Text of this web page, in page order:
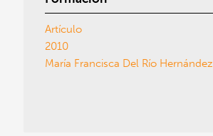
Artículo
2010
María Francisca Del Río Hernández